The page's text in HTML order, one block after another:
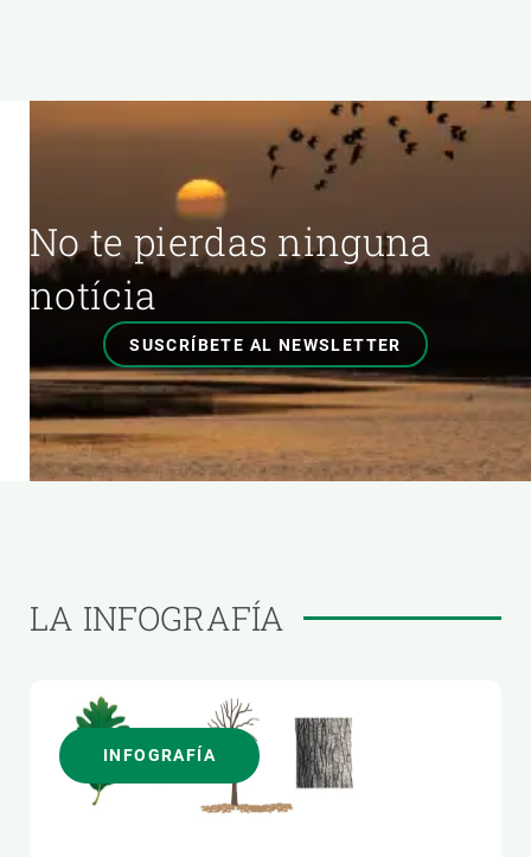
No te pierdas ninguna
notícia
SUSCRÍBETE AL NEWSLETTER
LA INFOGRAFÍA
INFOGRAFÍA